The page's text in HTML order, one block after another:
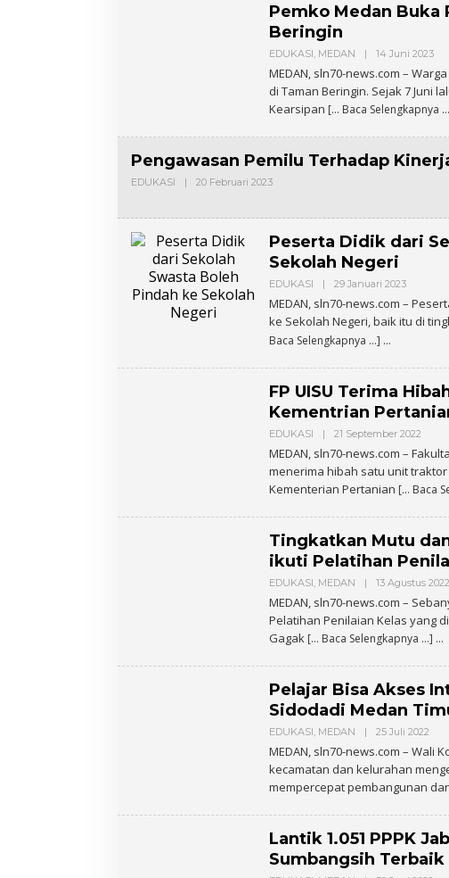
N
Pemko Medan Buka
Beringin
EDUKASI, MEDAN | 14 Juni 2023
E
H
D
I
N
MEDAN, sln70-news.com –
di Taman Beringin. Sejak 7 Juni
Kearsipan [… Baca Selengkapnya
Pengawasan Pemilu Terhadap
EDUKASI | 20 Februari 2023
H
D
M
I
N
Peserta Didik dari
Sekolah Negeri
EDUKASI | 29 Januari 2023
E
H
I
N
MEDAN, sln70-news.com –
ke Sekolah Negeri, baik itu di
Baca Selengkapnya …]
FP UISU Terima
Kementrian
EDUKASI | 21 September 2022
E
H
D
I
N
MEDAN, sln70-news.com –
menerima hibah satu unit
Kementerian Pertanian [… Baca
Tingkatkan Mutu
ikuti Pelatihan
EDUKASI, MEDAN | 13 Agustus 2022
MEDAN, sln70-news.com –
Pelatihan Penilaian Kelas yang
Gagak [… Baca Selengkapnya …]
Pelajar Bisa Akses
Sidodadi Medan
EDUKASI, MEDAN | 25 Juli 2022
L
E
H
A
D
I
MEDAN, sln70-news.com – Wali
kecamatan dan kelurahan
mempercepat pembangunan
Lantik 1.051 PPPK
Sumbangsih